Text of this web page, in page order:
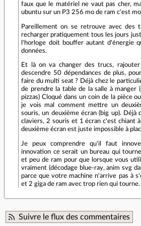
faux que le matériel ne vaut pas cher,
ubuntu sur un P3 256 mo de ram c'est
Pareillement on se retrouve avec des
recharger pratiquement tous les jours
l'horloge doit bouffer autant d'énergie
données.
Et là on va changer des trucs,
descendre 50 dépendances de plus,
faire du multi seat ? Déjà chez le
de prendre la table de la salle à manger
pizzas) Cloqué dans un coin de la pièce
je vois mal comment mettre un
souris, un deuxième écran (big up). Déjà
claviers, 2 souris et 1 écran c'est chiant
deuxième écran est juste impossible à
Je peux comprendre qu'il faut
innovation ce serait un bureau qui
et peu de ram pour que lorsque vous
vraiment (décodage blue-ray, anim svg
parce que votre machine n'arrive pas à
et 2 giga de ram avec trop rien qui tourne.
Suivre le flux des commentaires